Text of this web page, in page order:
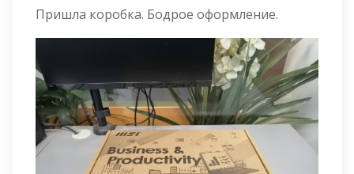
Пришла коробка. Бодрое оформление.